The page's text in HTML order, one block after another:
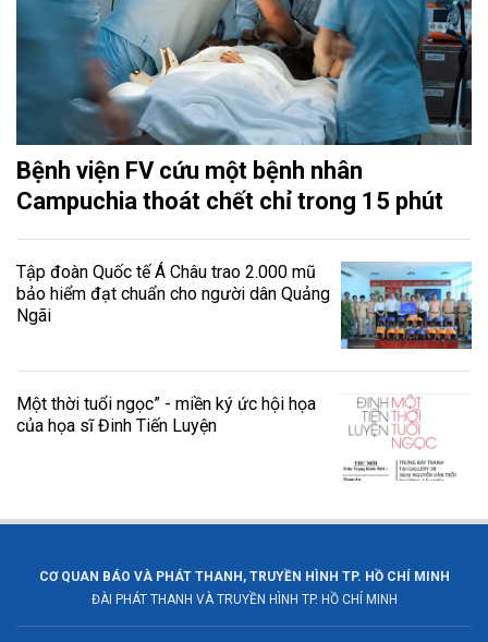
Bệnh viện FV cứu một bệnh nhân
Campuchia thoát chết chỉ trong 15 phút
Tập đoàn Quốc tế Á Châu trao 2.000 mũ
bảo hiểm đạt chuẩn cho người dân Quảng
Ngãi
Một thời tuổi ngọc” - miền ký ức hội họa
của họa sĩ Đinh Tiến Luyện
CƠ QUAN BÁO VÀ PHÁT THANH, TRUYỀN HÌNH TP. HỒ CHÍ MINH
ĐÀI PHÁT THANH VÀ TRUYỀN HÌNH TP. HỒ CHÍ MINH